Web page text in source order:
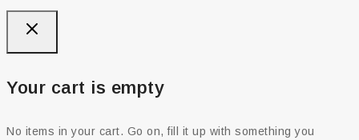
Your cart is empty
No items in your cart. Go on, fill it up with something you